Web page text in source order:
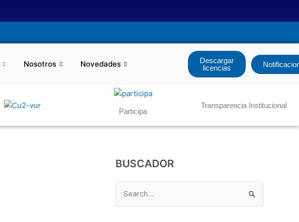
Nosotros Novedades
Descargar
licencias
Participa
Transparencia Institucional
BUSCADOR